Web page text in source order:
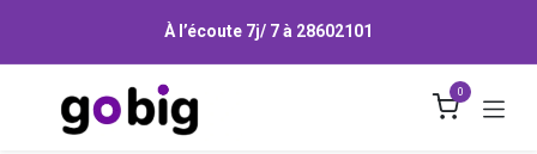
À l’écoute 7j/ 7 à 28602101
0